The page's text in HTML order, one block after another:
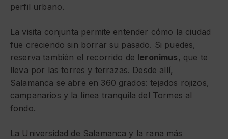
perfil urbano.
La visita conjunta permite entender cómo la ciudad
fue creciendo sin borrar su pasado. Si puedes,
reserva también el recorrido de Ieronimus, que te
lleva por las torres y terrazas. Desde allí,
Salamanca se abre en 360 grados: tejados rojizos,
campanarios y la línea tranquila del Tormes al
fondo.
La Universidad de Salamanca y la rana más